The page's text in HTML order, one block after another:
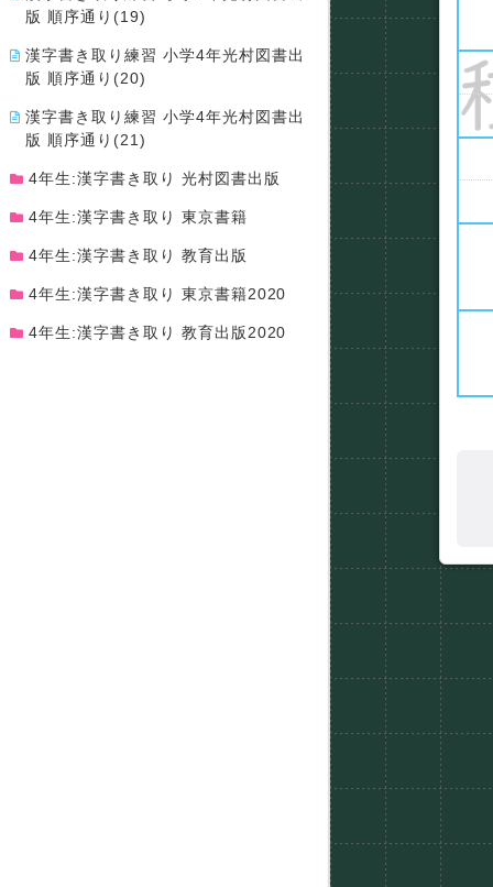
版 順序通り(19)
漢字書き取り練習 小学4年光村図書出
版 順序通り(20)
漢字書き取り練習 小学4年光村図書出
版 順序通り(21)
4年生:漢字書き取り 光村図書出版
4年生:漢字書き取り 東京書籍
4年生:漢字書き取り 教育出版
4年生:漢字書き取り 東京書籍2020
4年生:漢字書き取り 教育出版2020